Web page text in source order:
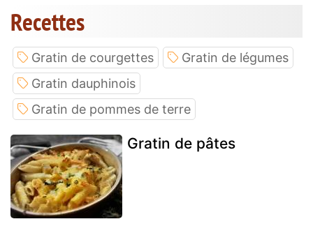
Recettes
Gratin de courgettes
Gratin de légumes
Gratin dauphinois
Gratin de pommes de terre
Gratin de pâtes